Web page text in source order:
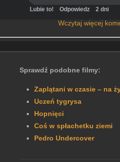
Lubie to! Odpowiedz 2 dni
Wczytaj więcej
Sprawdź podobne filmy:
Zaplątani w czasie – na
Uczeń tygrysa
Hopnięci
Coś w spłachetku ziemi
Pedro Undercover